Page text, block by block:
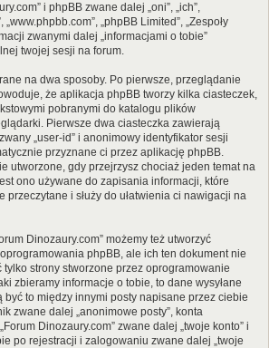
i phpBB zwane dalej „oni”, „ich”,
„phpBB Limited”, „Zespoły
zwanymi dalej „informacjami o tobie”
twojej sesji na forum.
na dwa sposoby. Po pierwsze, przeglądanie
że aplikacja phpBB tworzy kilka ciasteczek,
pobranymi do katalogu plików
Pierwsze dwa ciasteczka zawierają
„user-id” i anonimowy identyfikator sesji
przyznane ci przez aplikację phpBB.
utworzone, gdy przejrzysz chociaż jeden temat na
ono używane do zapisania informacji, które
przeczytane i służy do ułatwienia ci nawigacji na
Dinozaury.com” możemy też utworzyć
phpBB, ale ich ten dokument nie
strony stworzone przez oprogramowanie
zbieramy informacje o tobie, to dane wysyłane
być to między innymi posty napisane przez ciebie
zwane dalej „anonimowe posty”, konta
Dinozaury.com” zwane dalej „twoje konto” i
po rejestracji i zalogowaniu zwane dalej „twoje